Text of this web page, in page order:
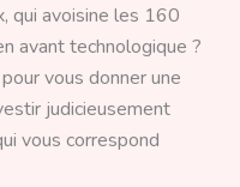
qui avoisine les 160
avant technologique ?
vous donner une
judicieusement
vous correspond